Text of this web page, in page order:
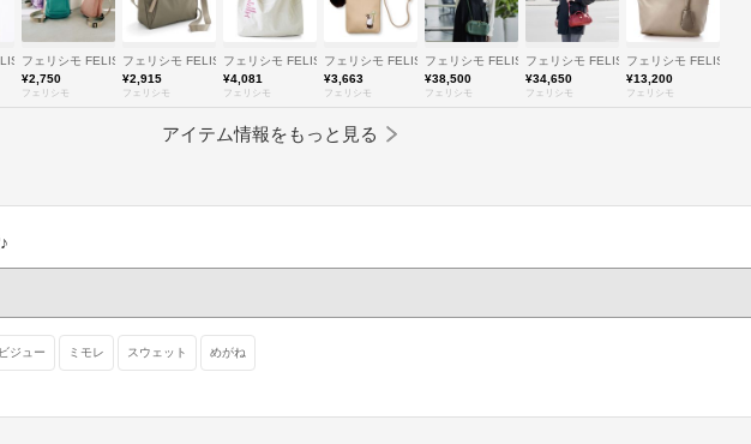
フェリシモ FELISSIMO
¥2,750
フェリシモ
フェリシモ FELISSIMO
¥2,915
フェリシモ
フェリシモ FELISSIMO
¥4,081
フェリシモ
フェリシモ FELISSIMO
¥3,663
フェリシモ
フェリシモ FELISSIMO
¥38,500
フェリシモ
フェリシモ FELISSIMO
¥34,650
フェリシモ
フェリシモ FELISSIMO
¥13,200
フェリシモ
アイテム情報をもっと見る
ビジュー ミモレ スウェット めがね